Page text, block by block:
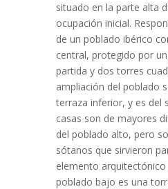
situado en la parte alta
ocupación inicial.
de un poblado ibérico
central, protegido por
partida y dos torres
ampliación del poblado
terraza inferior, y es del
casas son de mayores
del poblado alto, pero
sótanos que sirvieron
elemento
poblado bajo es una